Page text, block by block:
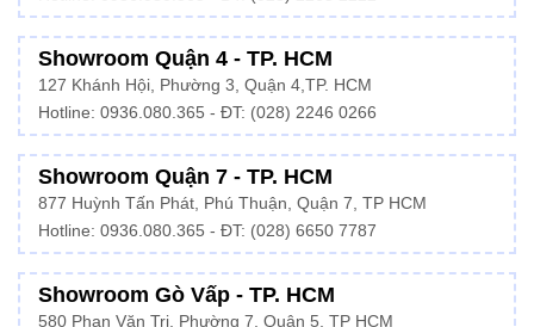
Showroom Quận 4 - TP. HCM
127 Khánh Hội, Phường 3, Quận 4,TP. HCM
Hotline: 0936.080.365 - ĐT: (028) 2246 0266
Showroom Quận 7 - TP. HCM
877 Huỳnh Tấn Phát, Phú Thuận, Quận 7, TP HCM
Hotline: 0936.080.365 - ĐT: (028) 6650 7787
Showroom Gò Vấp - TP. HCM
580 Phan Văn Trị, Phường 7, Quận 5, TP HCM